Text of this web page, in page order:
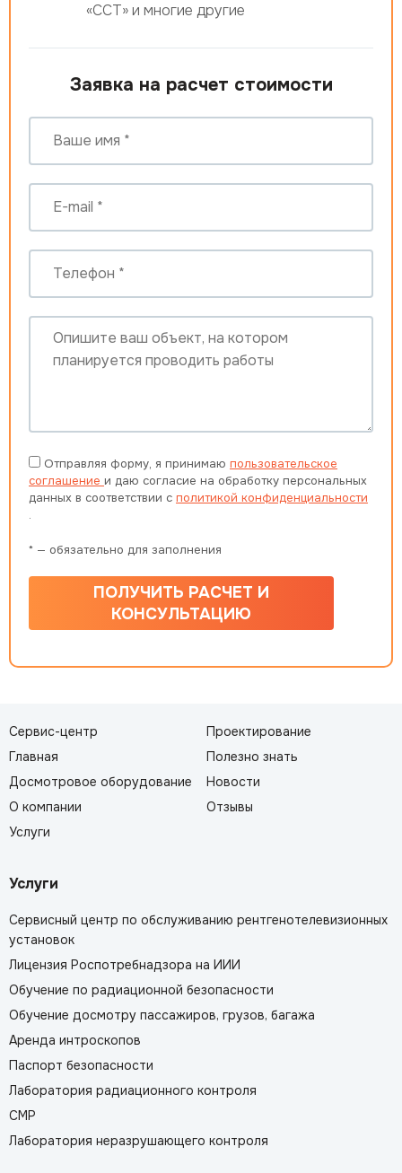
«ССТ» и многие другие
Заявка на расчет стоимости
Отправляя форму, я принимаю пользовательское
соглашение и даю согласие на обработку персональных
данных в соответствии с политикой конфиденциальности
.
* — обязательно для заполнения
ПОЛУЧИТЬ РАСЧЕТ И
КОНСУЛЬТАЦИЮ
Сервис-центр
Главная
Досмотровое оборудование
О компании
Услуги
Проектирование
Полезно знать
Новости
Отзывы
Услуги
Сервисный центр по обслуживанию рентгенотелевизионных
установок
Лицензия Роспотребнадзора на ИИИ
Обучение по радиационной безопасности
Обучение досмотру пассажиров, грузов, багажа
Аренда интроскопов
Паспорт безопасности
Лаборатория радиационного контроля
СМР
Лаборатория неразрушающего контроля